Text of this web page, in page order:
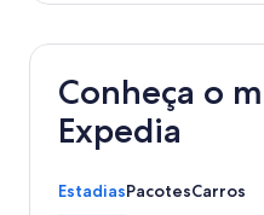
Conheça o
Expedia
EstadiasPacotesCarros